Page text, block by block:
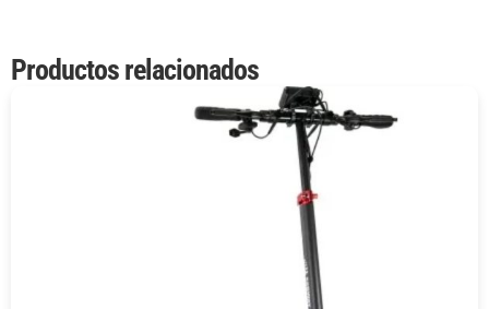
Productos relacionados